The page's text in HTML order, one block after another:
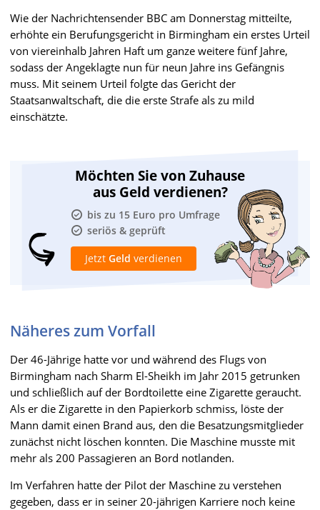
Wie der Nachrichtensender BBC am Donnerstag mitteilte,
erhöhte ein Berufungsgericht in Birmingham ein erstes Urteil
von viereinhalb Jahren Haft um ganze weitere fünf Jahre,
sodass der Angeklagte nun für neun Jahre ins Gefängnis
muss. Mit seinem Urteil folgte das Gericht der
Staatsanwaltschaft, die die erste Strafe als zu mild
einschätzte.
Möchten Sie von Zuhause
aus Geld verdienen?
bis zu 15 Euro pro Umfrage
seriös & geprüft
Jetzt Geld verdienen
Näheres zum Vorfall
Der 46-Jährige hatte vor und während des Flugs von
Birmingham nach Sharm El-Sheikh im Jahr 2015 getrunken
und schließlich auf der Bordtoilette eine Zigarette geraucht.
Als er die Zigarette in den Papierkorb schmiss, löste der
Mann damit einen Brand aus, den die Besatzungsmitglieder
zunächst nicht löschen konnten. Die Maschine musste mit
mehr als 200 Passagieren an Bord notlanden.
Im Verfahren hatte der Pilot der Maschine zu verstehen
gegeben, dass er in seiner 20-jährigen Karriere noch keine